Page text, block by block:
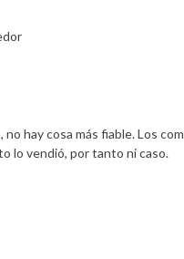
hay cosa más fiable. Los
lo vendió, por tanto ni caso.